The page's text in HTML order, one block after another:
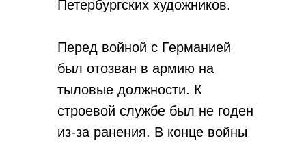
Петербургских художников.
Перед войной с Германией
был отозван в армию на
тыловые должности. К
строевой службе был не годен
из-за ранения. В конце войны